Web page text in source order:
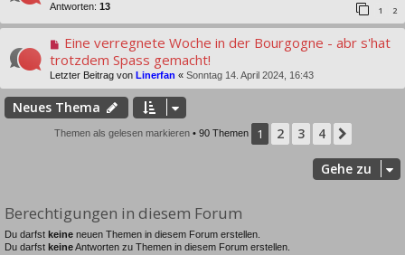
Antworten: 13 1 2
Eine verregnete Woche in der Bourgogne - abr s'hat
trotzdem Spass gemacht!
Letzter Beitrag von Linerfan « Sonntag 14. April 2024, 16:43
Neues Thema
Themen als gelesen markieren• 90 Themen 1 2 3 4
Gehe zu
Berechtigungen in diesem Forum
Du darfst keine neuen Themen in diesem Forum erstellen.
Du darfst keineAntworten zu Themen in diesem Forum erstellen.